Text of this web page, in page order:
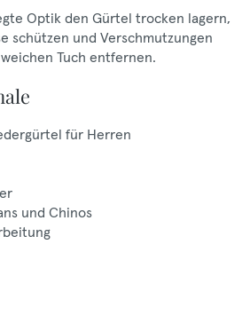
Optik den Gürtel trocken lagern,
schützen und Verschmutzungen
Tuch entfernen.
für Herren
und Chinos